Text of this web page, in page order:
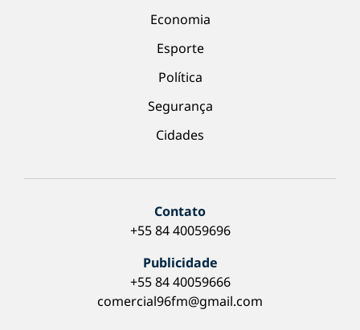
Economia
Esporte
Política
Segurança
Cidades
Contato
+55 84 40059696
Publicidade
+55 84 40059666
comercial96fm@gmail.com